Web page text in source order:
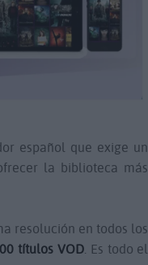
español que exige un
la biblioteca más
resolución en todos los
títulos VOD. Es todo el